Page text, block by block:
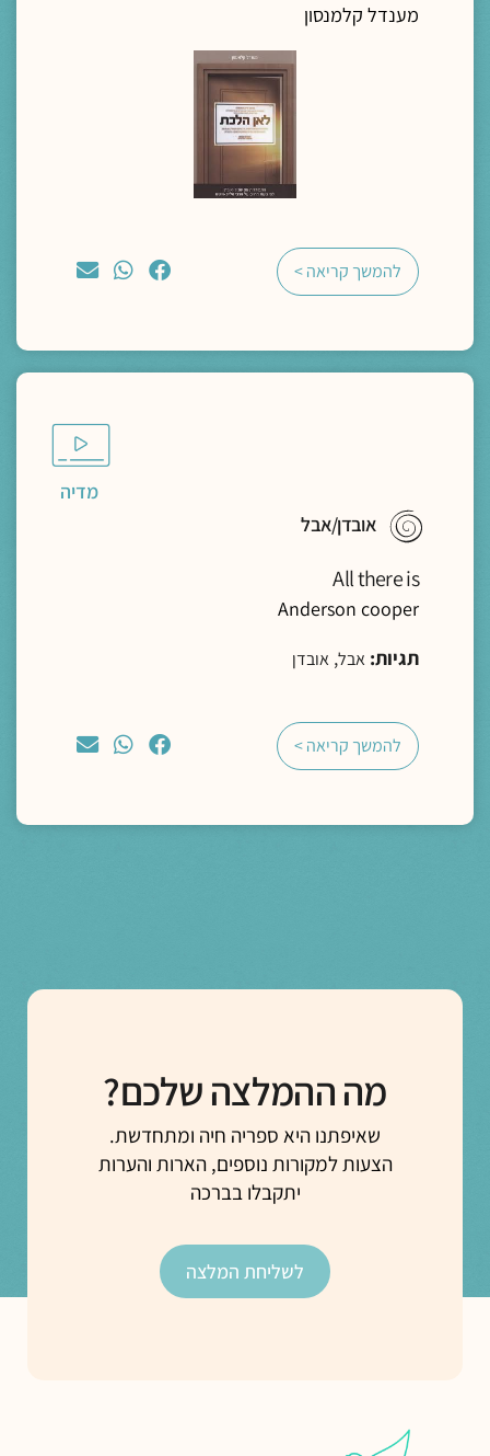
מענדל קלמנסון
להמשך קריאה >
מדיה
אובדן/אבל
All there is
Anderson cooper
תגיות: אבל, אובדן
להמשך קריאה >
מה ההמלצה שלכם?
שאיפתנו היא ספריה חיה ומתחדשת.
הצעות למקורות נוספים, הארות והערות
יתקבלו בברכה
לשליחת המלצה